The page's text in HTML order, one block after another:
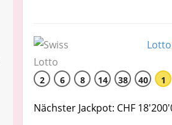
2 6 8 14 38 40 1
Nächster Jackpot: CHF